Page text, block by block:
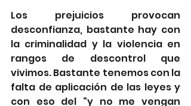
Los prejuicios provocan
desconfianza, bastante hay con
la criminalidad y la violencia en
rangos de descontrol que
vivimos. Bastante tenemos con la
falta de aplicación de las leyes y
con eso del “y no me vengan